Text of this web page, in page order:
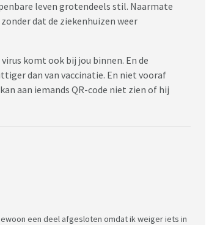
leven grotendeels stil. Naarmate
dat de ziekenhuizen weer
komt ook bij jou binnen. En de
dan van vaccinatie. En niet vooraf
aan iemands QR-code niet zien of hij
een deel afgesloten omdat ik weiger iets in